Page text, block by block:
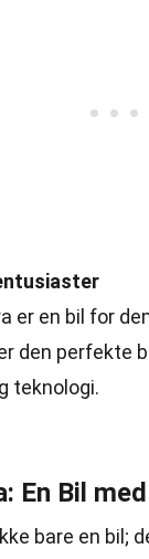
er en bil for
den perfekte
teknologi.
En Bil
bare en bil;